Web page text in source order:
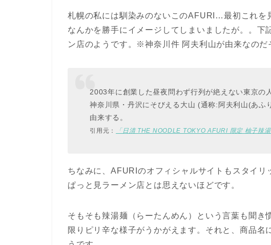
札幌の私には馴染みのないこのAFURI…最初これを
なんかを勝手にイメージしてしまいましたが。。下
ン店のようです。※神奈川件 阿夫利山が由来なのだ
2003年に創業した昼夜問わず行列が絶えない東京の
神奈川県・丹沢にそびえる大山 (通称:阿夫利山(あふ
由来する。
引用元： 「日清 THE NOODLE TOKYO AFURI 限定 柚子辣
ちなみに、AFURIのオフィシャルサイトもスタイリ
ぱっと見ラーメン店とは思えないほどです。
そもそも辣湯麺（らーたんめん）という言葉も聞き
限りピリ辛な様子がうかがえます。それと、商品名